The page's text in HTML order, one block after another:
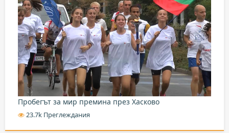
Пробегът за мир премина през Хасково
23.7k Преглеждания